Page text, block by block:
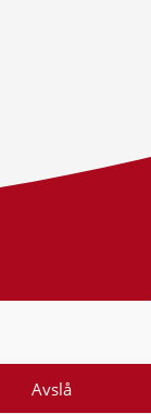
Avslå